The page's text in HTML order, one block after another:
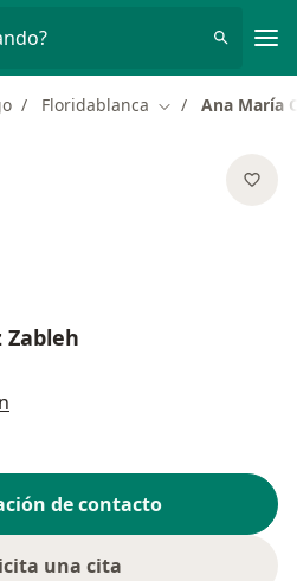
Floridablanca Cambiar de
Ana María
de contacto
una cita